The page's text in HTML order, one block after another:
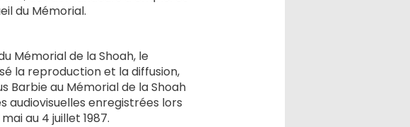
du Mémorial.
Mémorial de la Shoah, le
la reproduction et la diffusion,
Barbie au Mémorial de la Shoah
audiovisuelles enregistrées lors
au 4 juillet 1987.